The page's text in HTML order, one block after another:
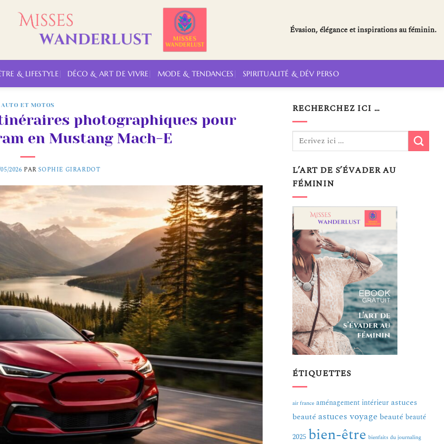
Évasion, élégance et inspirations au féminin.
& LIFESTYLE DÉCO & ART DE VIVRE MODE & TENDANCES SPIRITUALITÉ & DÉV PERSO
AUTO ET MOTOS
photographiques pour
en Mustang Mach-E
2026 PARSOPHIE GIRARDOT
RECHERCHEZ ICI …
L’ART DE S’ÉVADER AU
FÉMININ
ÉTIQUETTES
air france aménagement intérieurastuces
beauté astuces voyage beauté beauté
2025 bien-être bienfaits du journaling